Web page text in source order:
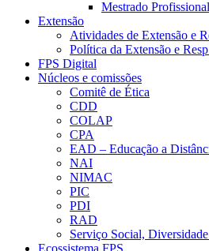
Mestrado
Extensão
Atividades de Extensão e
Política da Extensão e
FPS Digital
Núcleos e comissões
Comitê de Ética
CDD
COLAP
CPA
EAD – Educação a
NAI
NIMAC
PIC
PDI
RAD
Serviço Social,
Ecossistema FPS